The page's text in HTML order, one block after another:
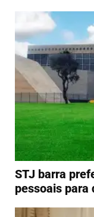
STJ barra
pessoais para